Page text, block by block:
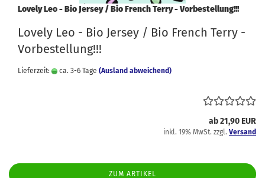
Lovely Leo - Bio Jersey / Bio French Terry - Vorbestellung!!!
Lovely Leo - Bio Jersey / Bio French Terry -
Vorbestellung!!!
Lieferzeit: ca. 3-6 Tage (Ausland abweichend)
ab 21,90 EUR
inkl. 19% MwSt. zzgl. Versand
ZUM ARTIKEL